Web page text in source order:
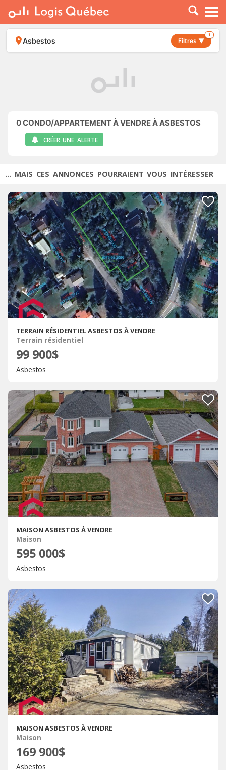
À LOUER
À VENDRE
PLACER UNE ANNONCE
Asbestos Filtres ▼
1
0CONDO/APPARTEMENT À VENDRE À ASBESTOS
CRÉER UNE ALERTE
... MAIS CES ANNONCES POURRAIENT VOUS INTÉRESSER
TERRAIN RÉSIDENTIEL ASBESTOS À VENDRE
Terrain résidentiel
99 900$
Asbestos
MAISON ASBESTOS À VENDRE
Maison
595 000$
Asbestos
MAISON ASBESTOS À VENDRE
Maison
169 900$
Asbestos